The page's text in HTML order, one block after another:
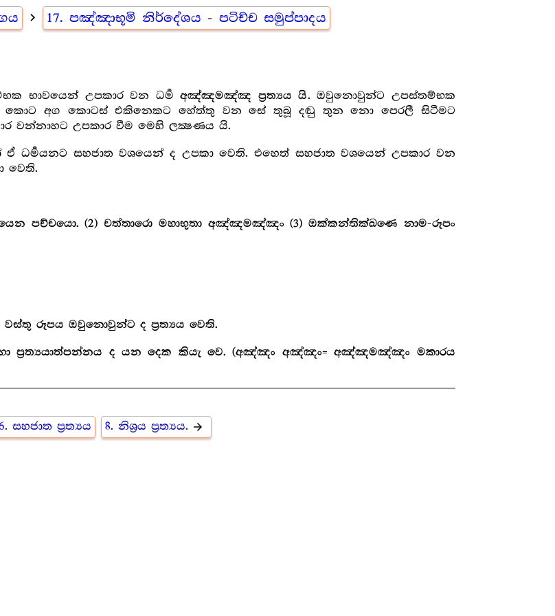
navigate_next 17. පඤ්ඤාභූමි නිර්දේශය - පටිච්ච සමුප්පාදය
භාවයෙන් උපකාර වන ධර්‍මඅඤ්ඤමඤ්ඤ ප්‍ර‍ත්‍යය යි. ඔවුනොවුන්ට උපස්තම්භක
කොට අග කොටස් එකිනෙකට හේත්තු වන සේ තුබූ දඬු තුන නො පෙරලී සිටීමට
වන්නාහට උපකාර වීම මෙහි ලක්‍ෂණය යි.
ධර්‍මයනට සහජාත වශයෙන් ද උපකා වෙති. එහෙත් සහජාත වශයෙන් උපකාර වන
වෙති.
පච්චයො. (2) චත්තාරො මහාභුතා අඤ්ඤමඤ්ඤං (3) ඔක්කන්තික්ඛණෙ නාම-රූපං
වස්තු රූපය ඔවුනොවුන්ට ද ප්‍ර‍ත්‍යය වෙති.
ප්‍ර‍ත්‍යයාත්පන්නය ද යන දෙක කියැ වෙ. (අඤ්ඤං අඤ්ඤං= අඤ්ඤමඤ්ඤං මකාරය
සහජාත ප්‍ර‍ත්‍යය 8. නිශ්‍ර‍ය ප්‍ර‍ත්‍යය. arrow_forward